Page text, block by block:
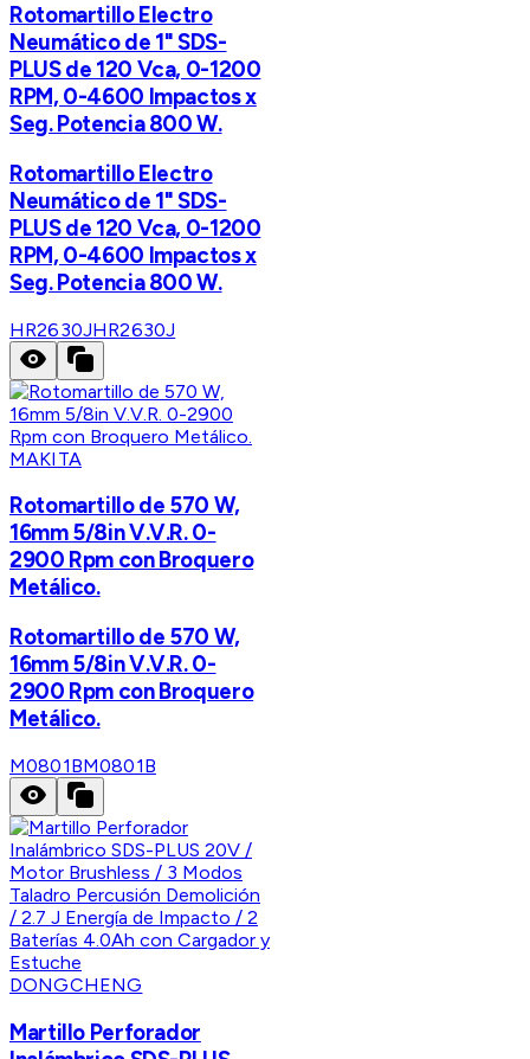
Rotomartillo Electro
Neumático de 1" SDS-
PLUS de 120 Vca, 0-1200
RPM, 0-4600 Impactos x
Seg. Potencia 800 W.
Rotomartillo Electro
Neumático de 1" SDS-
PLUS de 120 Vca, 0-1200
RPM, 0-4600 Impactos x
Seg. Potencia 800 W.
HR2630JHR2630J
MAKITA
Rotomartillo de 570 W,
16mm 5/8in V.V.R. 0-
2900 Rpm con Broquero
Metálico.
Rotomartillo de 570 W,
16mm 5/8in V.V.R. 0-
2900 Rpm con Broquero
Metálico.
M0801BM0801B
DONGCHENG
Martillo Perforador